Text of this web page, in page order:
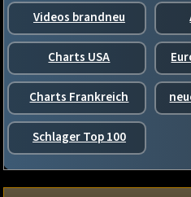
Videos brandneu
Charts USA
Charts Frankreich
Schlager Top 100